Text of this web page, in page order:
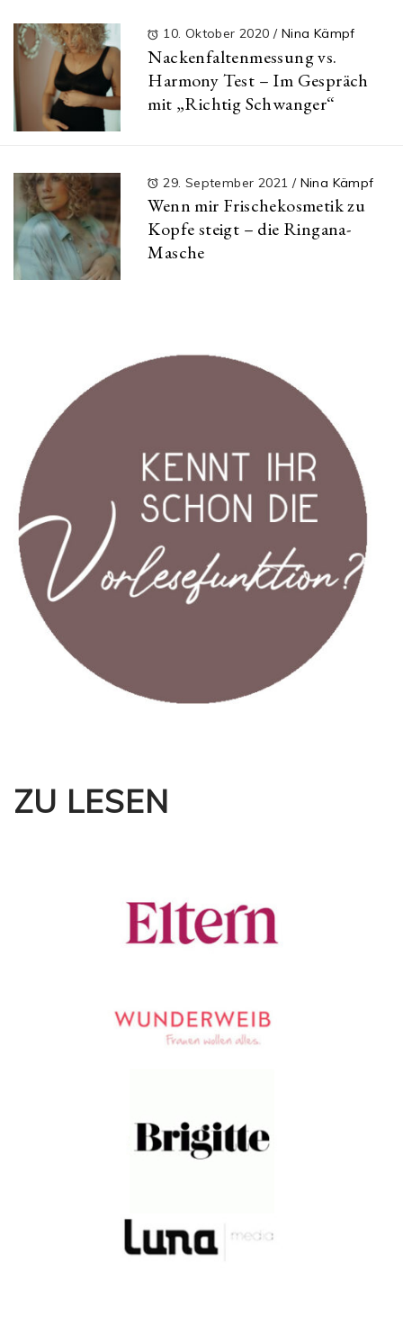
10. Oktober 2020 / Nina Kämpf
Nackenfaltenmessung vs.
Harmony Test – Im Gespräch
mit „Richtig Schwanger“
29. September 2021 / Nina Kämpf
Wenn mir Frischekosmetik zu
Kopfe steigt – die Ringana-
Masche
ZU LESEN